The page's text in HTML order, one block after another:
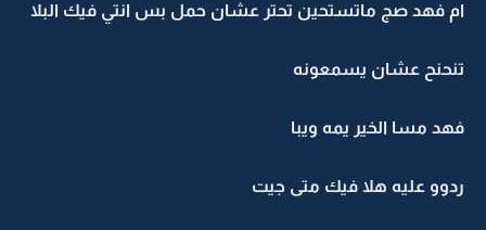
ام فهد صج ماتستحين تحتر عشان حمل بس انتي فيك البلا
تنحنح عشان يسمعونه
فهد مسا الخير يمه ويبا
ردوو عليه هلا فيك متى جيت